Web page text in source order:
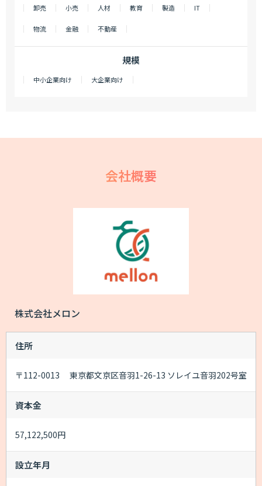
卸売 小売 人材 教育 製造 IT
物流 金融 不動産
規模
中小企業向け 大企業向け
会社概要
株式会社メロン
住所
〒112-0013 東京都文京区音羽1-26-13 ソレイユ音羽202号室
資本金
57,122,500円
設立年月